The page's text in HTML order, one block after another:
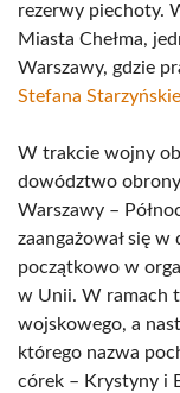
rezerwy piechoty.
Miasta Chełma,
Warszawy, gdzie
Stefana
W trakcie wojny
dowództwo
Warszawy –
zaangażował się
początkowo w
w Unii. W ramach
wojskowego, a
którego nazwa
córek – Krystyny i